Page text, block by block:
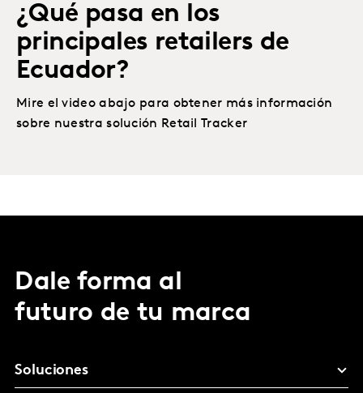
¿Qué pasa en los
principales retailers de
Ecuador?
Mire el video abajo para obtener más información
sobre nuestra solución Retail Tracker
Dale forma al
futuro de tu marca
Soluciones